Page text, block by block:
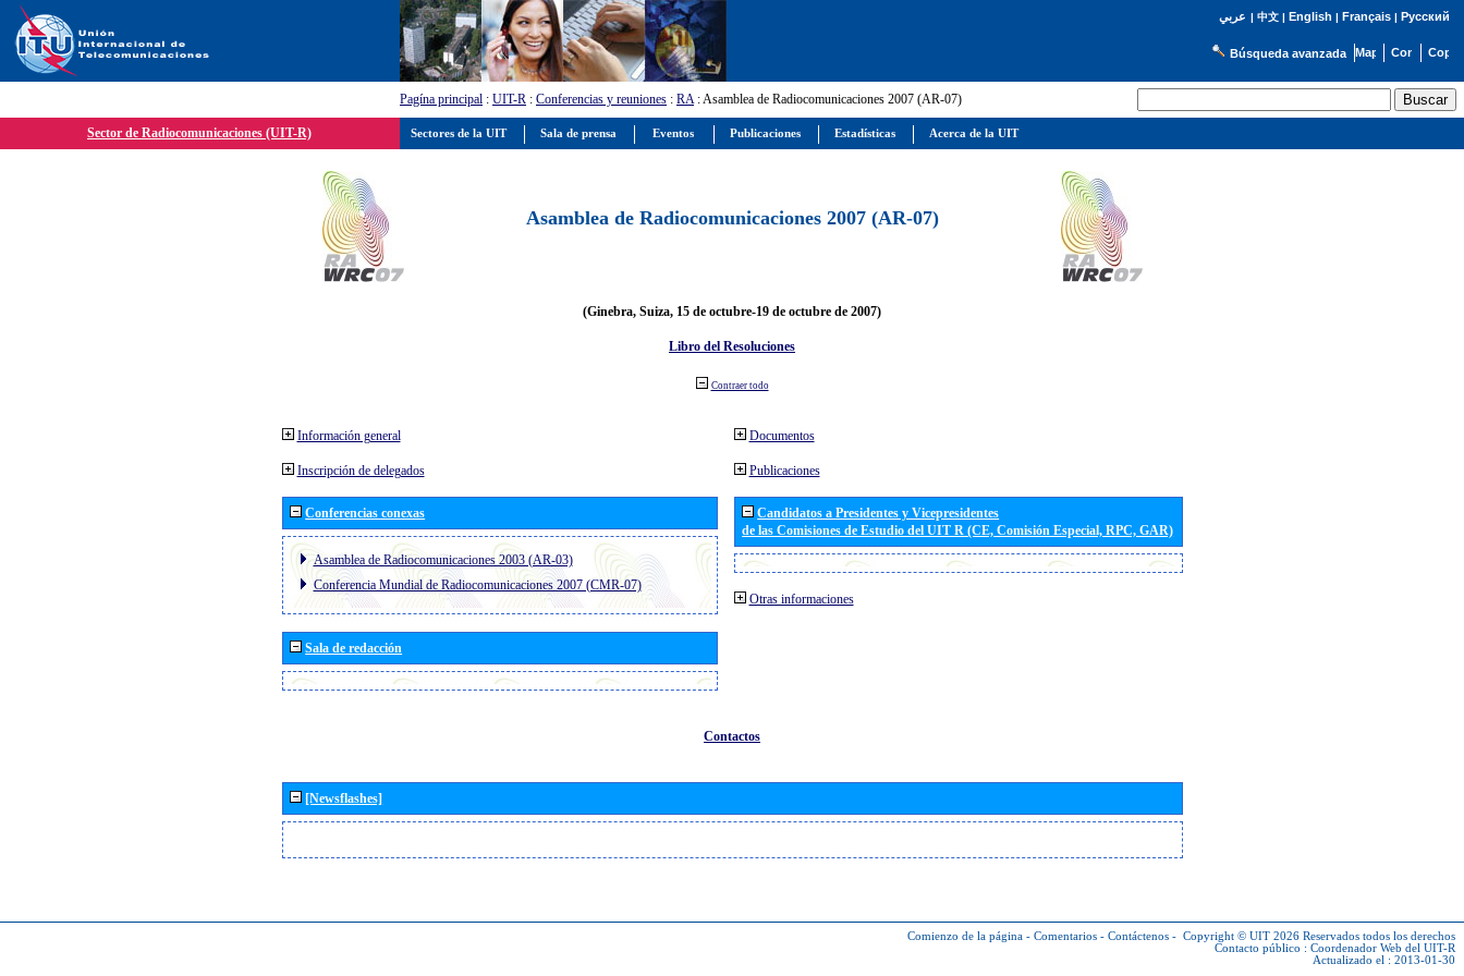
عربي | 中文| English | Français| Русский
Búsqueda avanzada
Pagína principal : UIT-R : Conferencias y reuniones : RA: Asamblea de Radiocomunicaciones 2007 (AR-07)
Sector de Radiocomunicaciones (UIT-R)
Asamblea de Radiocomunicaciones 2007 (AR-07)
(Ginebra, Suiza, 15 de octubre-19 de octubre de 2007)
Libro del Resoluciones
Contraer todo
Información general
Inscripción de delegados
Conferencias conexas
Asamblea de Radiocomunicaciones 2003 (AR-03)
Conferencia Mundial de Radiocomunicaciones 2007 (CMR-07)
Sala de redacción
Documentos
Publicaciones
Candidatos a Presidentes y Vicepresidentes
de las Comisiones de Estudio del UIT R (CE, Comisión Especial, RPC, GAR)
Otras informaciones
Contactos
[Newsflashes]
Comienzo de la página - Comentarios - Contáctenos - Copyright © UIT 2026 Reservados todos los derechos
Contacto público : Coordenador Web del UIT-R
Actualizado el : 2013-01-30
Sectores de la UIT Sala de prensa Eventos Publicaciones Estadísticas Acerca de la UIT